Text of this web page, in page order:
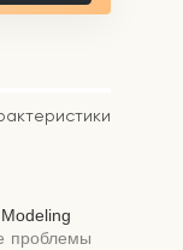
проблемы